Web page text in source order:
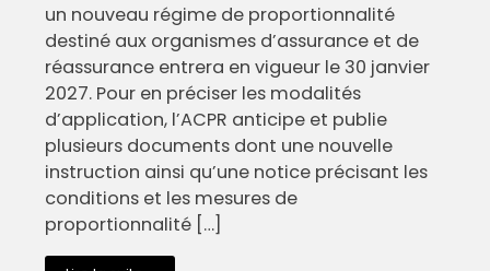
un nouveau régime de proportionnalité
destiné aux organismes d’assurance et de
réassurance entrera en vigueur le 30 janvier
2027. Pour en préciser les modalités
d’application, l’ACPR anticipe et publie
plusieurs documents dont une nouvelle
instruction ainsi qu’une notice précisant les
conditions et les mesures de
proportionnalité […]